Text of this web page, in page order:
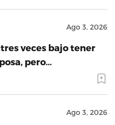
Ago 3, 2026
veces bajo tener
pero…
Ago 3, 2026